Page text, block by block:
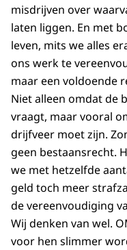
misdrijven over
laten liggen. En met
leven, mits we alles
ons werk te
maar een voldoende
Niet alleen omdat de
vraagt, maar vooral
drijfveer moet zijn.
geen bestaansrecht.
we met hetzelfde
geld toch meer
de vereenvoudiging
Wij denken van wel.
voor hen slimmer